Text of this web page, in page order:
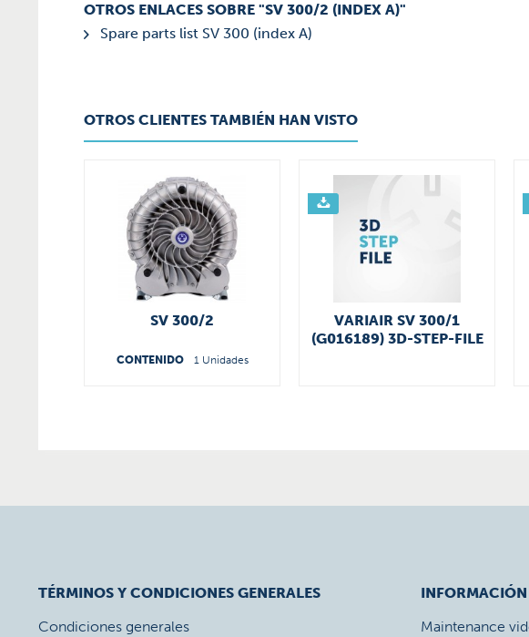
OTROS ENLACES SOBRE "SV 300/2 (INDEX A)"
Spare parts list SV 300 (index A)
OTROS CLIENTES TAMBIÉN HAN VISTO
SV 300/2
CONTENIDO 1 Unidades
VARIAIR SV 300/1
(G016189) 3D-STEP-FILE
TÉRMINOS Y CONDICIONES GENERALES
Condiciones generales
INFORMACIÓN
Maintenance